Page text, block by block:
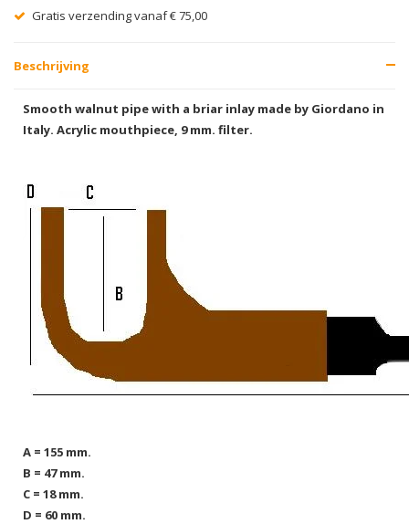
Gratis verzending vanaf € 75,00
Beschrijving
Smooth walnut pipe with a briar inlay made by Giordano in
Italy. Acrylic mouthpiece, 9 mm. filter.
A = 155 mm.
B = 47 mm.
C = 18 mm.
D = 60 mm.